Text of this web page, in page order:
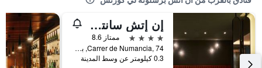
إن إتش سانتس برشلونة
4 نجوم
ممتاز 8.6
Carrer de Numancia, 74, برشلونة, أسبانيا
0.3 كيلومتر عن وسط المدينة